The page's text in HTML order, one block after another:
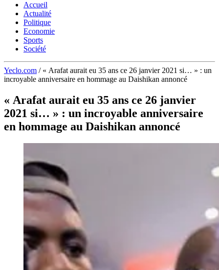
Accueil
Actualité
Politique
Economie
Sports
Société
Yeclo.com / « Arafat aurait eu 35 ans ce 26 janvier 2021 si… » : un
incroyable anniversaire en hommage au Daishikan annoncé
« Arafat aurait eu 35 ans ce 26 janvier
2021 si… » : un incroyable anniversaire
en hommage au Daishikan annoncé